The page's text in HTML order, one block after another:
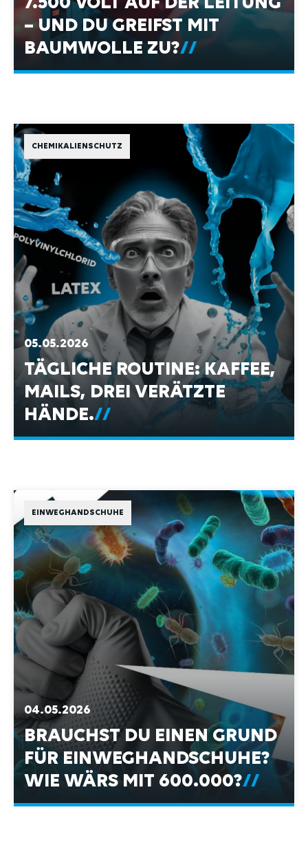
– UND DU GREIFST MIT
BAUMWOLLE ZU?
CHEMIKALIENSCHUTZ
05.05.2026
TÄGLICHE ROUTINE: KAFFEE,
MAILS, DREI VERÄTZTE
HÄNDE.
EINWEGHANDSCHUHE
04.05.2026
BRAUCHST DU EINEN GRUND
FÜR EINWEGHANDSCHUHE?
WIE WÄRS MIT 600.000?